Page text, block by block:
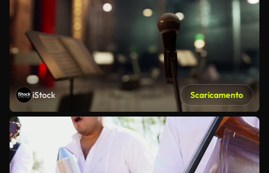
iStock Scaricamento